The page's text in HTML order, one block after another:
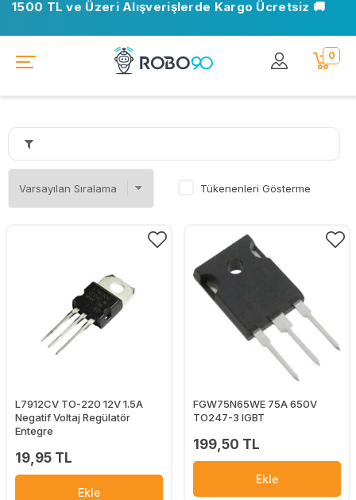
1500 TL ve Üzeri Alışverişlerde Kargo Ücretsiz 🚚
0
Tükenenleri Gösterme
L7912CV TO-220 12V 1.5A
Negatif Voltaj Regülatör
Entegre
19,95 TL
Ekle
FGW75N65WE 75A 650V
TO247-3 IGBT
199,50 TL
Ekle